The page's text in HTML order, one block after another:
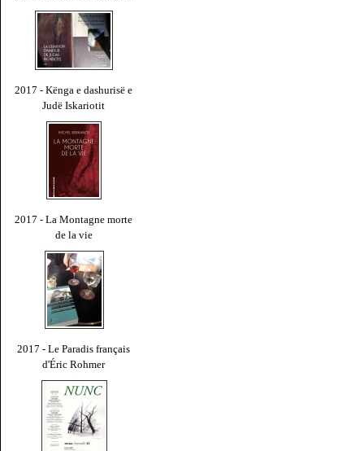
2017 - Kënga e dashurisë e
Judë Iskariotit
2017 - La Montagne morte
de la vie
2017 - Le Paradis français
d'Éric Rohmer